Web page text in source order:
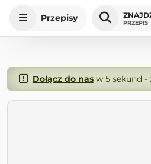
Przepisy PRZEPIS
Dołącz do nasw 5 sekund -